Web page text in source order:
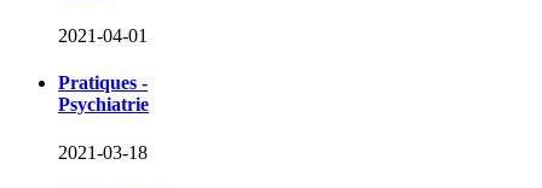
2021-04-01
Pratiques -
Psychiatrie
2021-03-18